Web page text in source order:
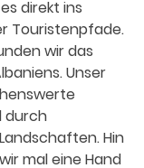
direkt ins
Touristenpfade.
wir das
Unser
durch
Hin
mal eine Hand